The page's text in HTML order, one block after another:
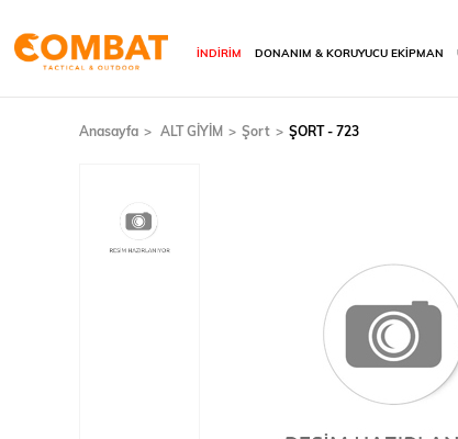
İNDİRİM DONANIM & KORUYUCU EKİPMAN
Anasayfa ALT GİYİM Şort ŞORT - 723